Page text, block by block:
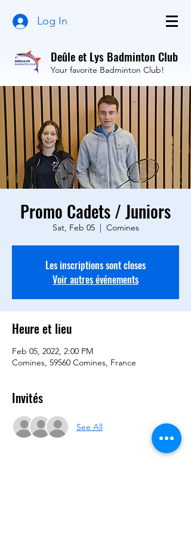
Log In
Deûle et Lys Badminton Club
Your favorite Badminton Club!
Promo Cadets / Juniors
Sat, Feb 05
  |
Comines
Les inscriptions sont closes
Voir autres événements
Heure et lieu
Feb 05, 2022, 2:00 PM
Comines, 59560 Comines, France
Invités
See All